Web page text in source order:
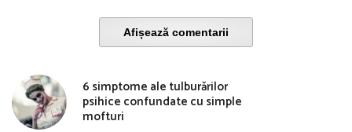
Afișează comentarii
6 simptome ale tulburărilor
psihice confundate cu simple
mofturi